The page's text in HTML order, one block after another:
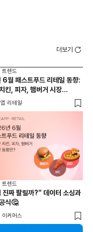
더보기
트렌드
월 패스트푸드 리테일 동향:
킨, 피자, 햄버거 시장
?·리테일
트렌드
진짜 팔릴까?” 데이터 소싱과
식🤔
이커머스